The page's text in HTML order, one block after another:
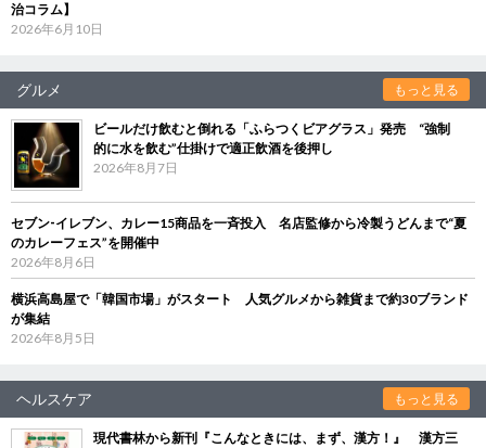
治コラム】
2026年6月10日
グルメ もっと見る
ビールだけ飲むと倒れる「ふらつくビアグラス」発売 “強制
的に水を飲む”仕掛けで適正飲酒を後押し
2026年8月7日
セブン‐イレブン、カレー15商品を一斉投入 名店監修から冷製うどんまで“夏
のカレーフェス”を開催中
2026年8月6日
横浜高島屋で「韓国市場」がスタート 人気グルメから雑貨まで約30ブランド
が集結
2026年8月5日
ヘルスケア もっと見る
現代書林から新刊『こんなときには、まず、漢方！』 漢方三